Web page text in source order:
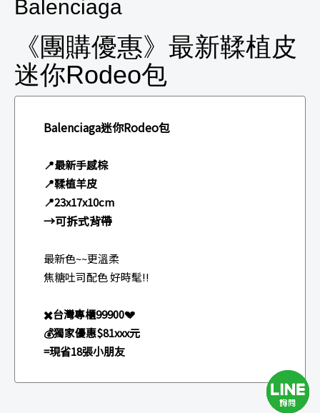
Balenciaga
《團購優惠》最新鞣植皮
迷你Rodeo包
Balenciaga迷你Rodeo包
📍最新手感棕
📍鞣植羊皮
📍23x17x10cm
→可拆式背帶
最新色~~更溫柔
焦糖吐司配色 好時髦!!
✖️台灣專櫃99900💔
💰獨家優惠$81xxx元
=現省18張小朋友